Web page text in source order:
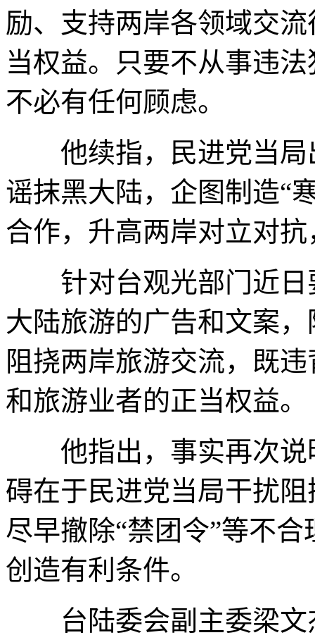
励、支持两岸各领域交
当权益。只要不从事违
不必有任何顾虑。
他续指，民进党当局
谣抹黑大陆，企图制造“
合作，升高两岸对立对
针对台观光部门近日
大陆旅游的广告和文案
阻挠两岸旅游交流，既
和旅游业者的正当权益。
他指出，事实再次说
碍在于民进党当局干扰
尽早撤除“禁团令”等不
创造有利条件。
台陆委会副主委梁文